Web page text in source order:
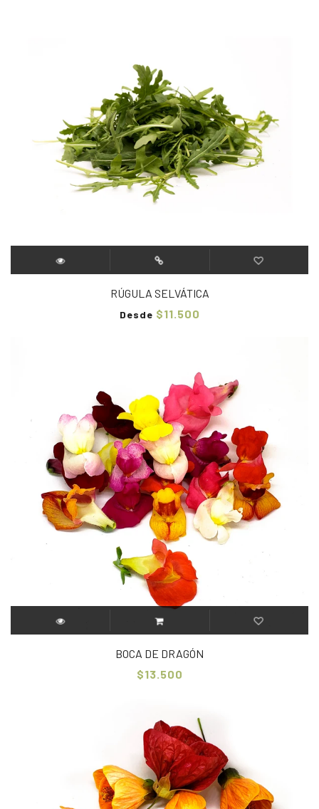
RÚGULA SELVÁTICA
Desde $11.500
BOCA DE DRAGÓN
$13.500